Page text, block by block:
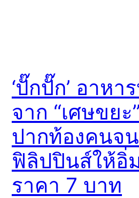
‘ปั๊กปั๊ก’ อาหา
จาก “เศษขยะ
ปากท้องคนจ
ฟิลิปปินส์ให้อิ่
ราคา 7 บาท